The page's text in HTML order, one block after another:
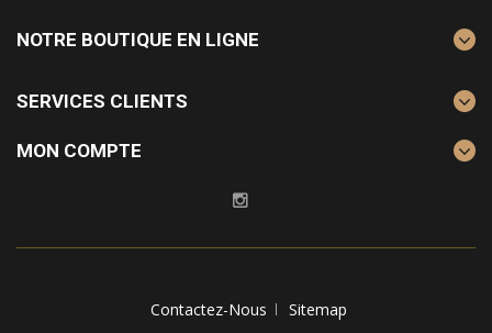
NOTRE BOUTIQUE EN LIGNE
SERVICES CLIENTS
MON COMPTE
Contactez-Nous Sitemap